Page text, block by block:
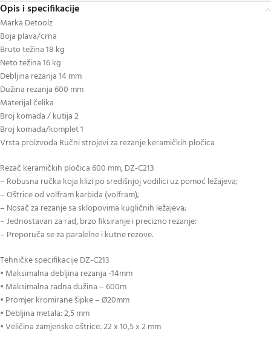
Opis i specifikacije
Marka Detoolz
Boja plava/crna
Bruto težina 18 kg
Neto težina 16 kg
Debljina rezanja 14 mm
Dužina rezanja 600 mm
Materijal čelika
Broj komada / kutija 2
Broj komada/komplet 1
Vrsta proizvoda Ručni strojevi za rezanje keramičkih pločica
Rezač keramičkih pločica 600 mm, DZ-C213
– Robusna ručka koja klizi po središnjoj vodilici uz pomoć ležajeva;
– Oštrice od volfram karbida (volfram);
– Nosač za rezanje sa sklopovima kugličnih ležajeva;
– Jednostavan za rad, brzo fiksiranje i precizno rezanje;
– Preporuča se za paralelne i kutne rezove.
Tehničke specifikacije DZ-C213
• Maksimalna debljina rezanja -14mm
• Maksimalna radna dužina – 600m
• Promjer kromirane šipke – Ø20mm
• Debljina metala: 2,5 mm
• Veličina zamjenske oštrice: 22 x 10,5 x 2 mm